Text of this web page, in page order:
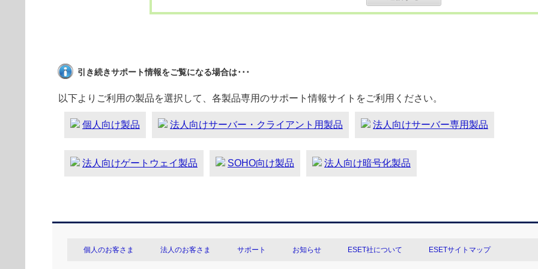
引き続きサポート情報をご覧になる場合は･･･
以下よりご利用の製品を選択して、各製品専用のサポート情報サイトをご利用ください。
個人向け製品 法人向けサーバー・クライアント用製品 法人向けサーバー専用製品
法人向けゲートウェイ製品 SOHO向け製品 法人向け暗号化製品
個人のお客さま 法人のお客さま サポート お知らせ ESET社について ESETサイトマップ